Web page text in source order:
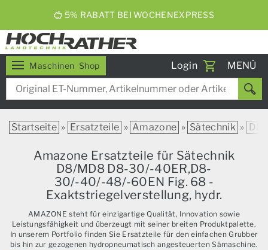
ERNTEBIER 2026
Maschinen Shop Login
Toggle
MENÜ
Startseite » Ersatzteile » Amazone » Sätechnik »
Amazone Ersatzteile für Sätechnik
D8/MD8 D8-30/-40ER,D8-
30/-40/-48/-60EN Fig. 68 -
Exaktstriegelverstellung, hydr.
AMAZONE steht für einzigartige Qualität, Innovation sowie
Leistungsfähigkeit und überzeugt mit seiner breiten Produktpalette.
In unserem Portfolio finden Sie Ersatzteile für den einfachen Grubber
bis hin zur gezogenen hydropneumatisch angesteuerten Sämaschine.